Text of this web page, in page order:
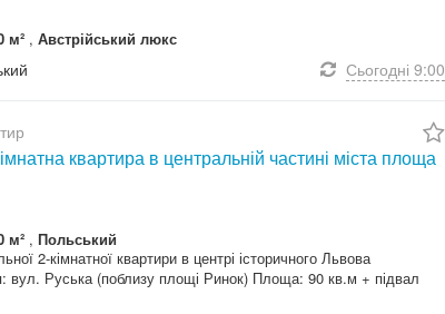
м² , Австрійський люкс
Сьогодні 9:00
квартира в центральній частині міста площа
м² , Польський
2-кімнатної квартири в центрі історичного Львова
вул. Руська (поблизу площі Ринок) Площа: 90 кв.м + підвал